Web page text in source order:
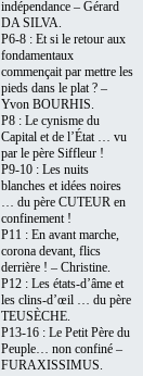
indépendance – Gérard
DA SILVA.
P6-8 : Et si le retour aux
fondamentaux
commençait par mettre les
pieds dans le plat ? –
Yvon BOURHIS.
P8 : Le cynisme du
Capital et de l’État … vu
par le père Siffleur !
P9-10 : Les nuits
blanches et idées noires
… du père CUTEUR en
confinement !
P11 : En avant marche,
corona devant, flics
derrière ! – Christine.
P12 : Les états-d’âme et
les clins-d’œil … du père
TEUSÈCHE.
P13-16 : Le Petit Père du
Peuple… non confiné –
FURAXISSIMUS.